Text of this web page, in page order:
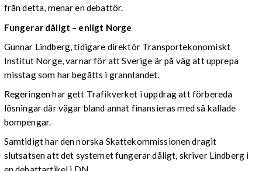
från detta, menar en debattör.
Fungerar dåligt – enligt Norge
Gunnar Lindberg, tidigare direktör Transportekonomiskt
Institut Norge, varnar för att Sverige är på väg att upprepa
misstag som har begåtts i grannlandet.
Regeringen har gett Trafikverket i uppdrag att förbereda
lösningar där vägar bland annat finansieras med så kallade
bompengar.
Samtidigt har den norska Skattekommissionen dragit
slutsatsen att det systemet fungerar dåligt, skriver Lindberg i